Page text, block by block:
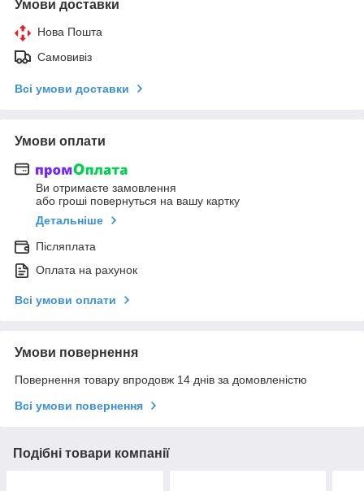
Умови доставки
Нова Пошта
Самовивіз
Всі умови доставки
Умови оплати
Ви отримаєте замовлення
або гроші повернуться на вашу картку
Детальніше
Післяплата
Оплата на рахунок
Всі умови оплати
Умови повернення
Повернення товару впродовж 14 днів за домовленістю
Всі умови повернення
Подібні товари компанії